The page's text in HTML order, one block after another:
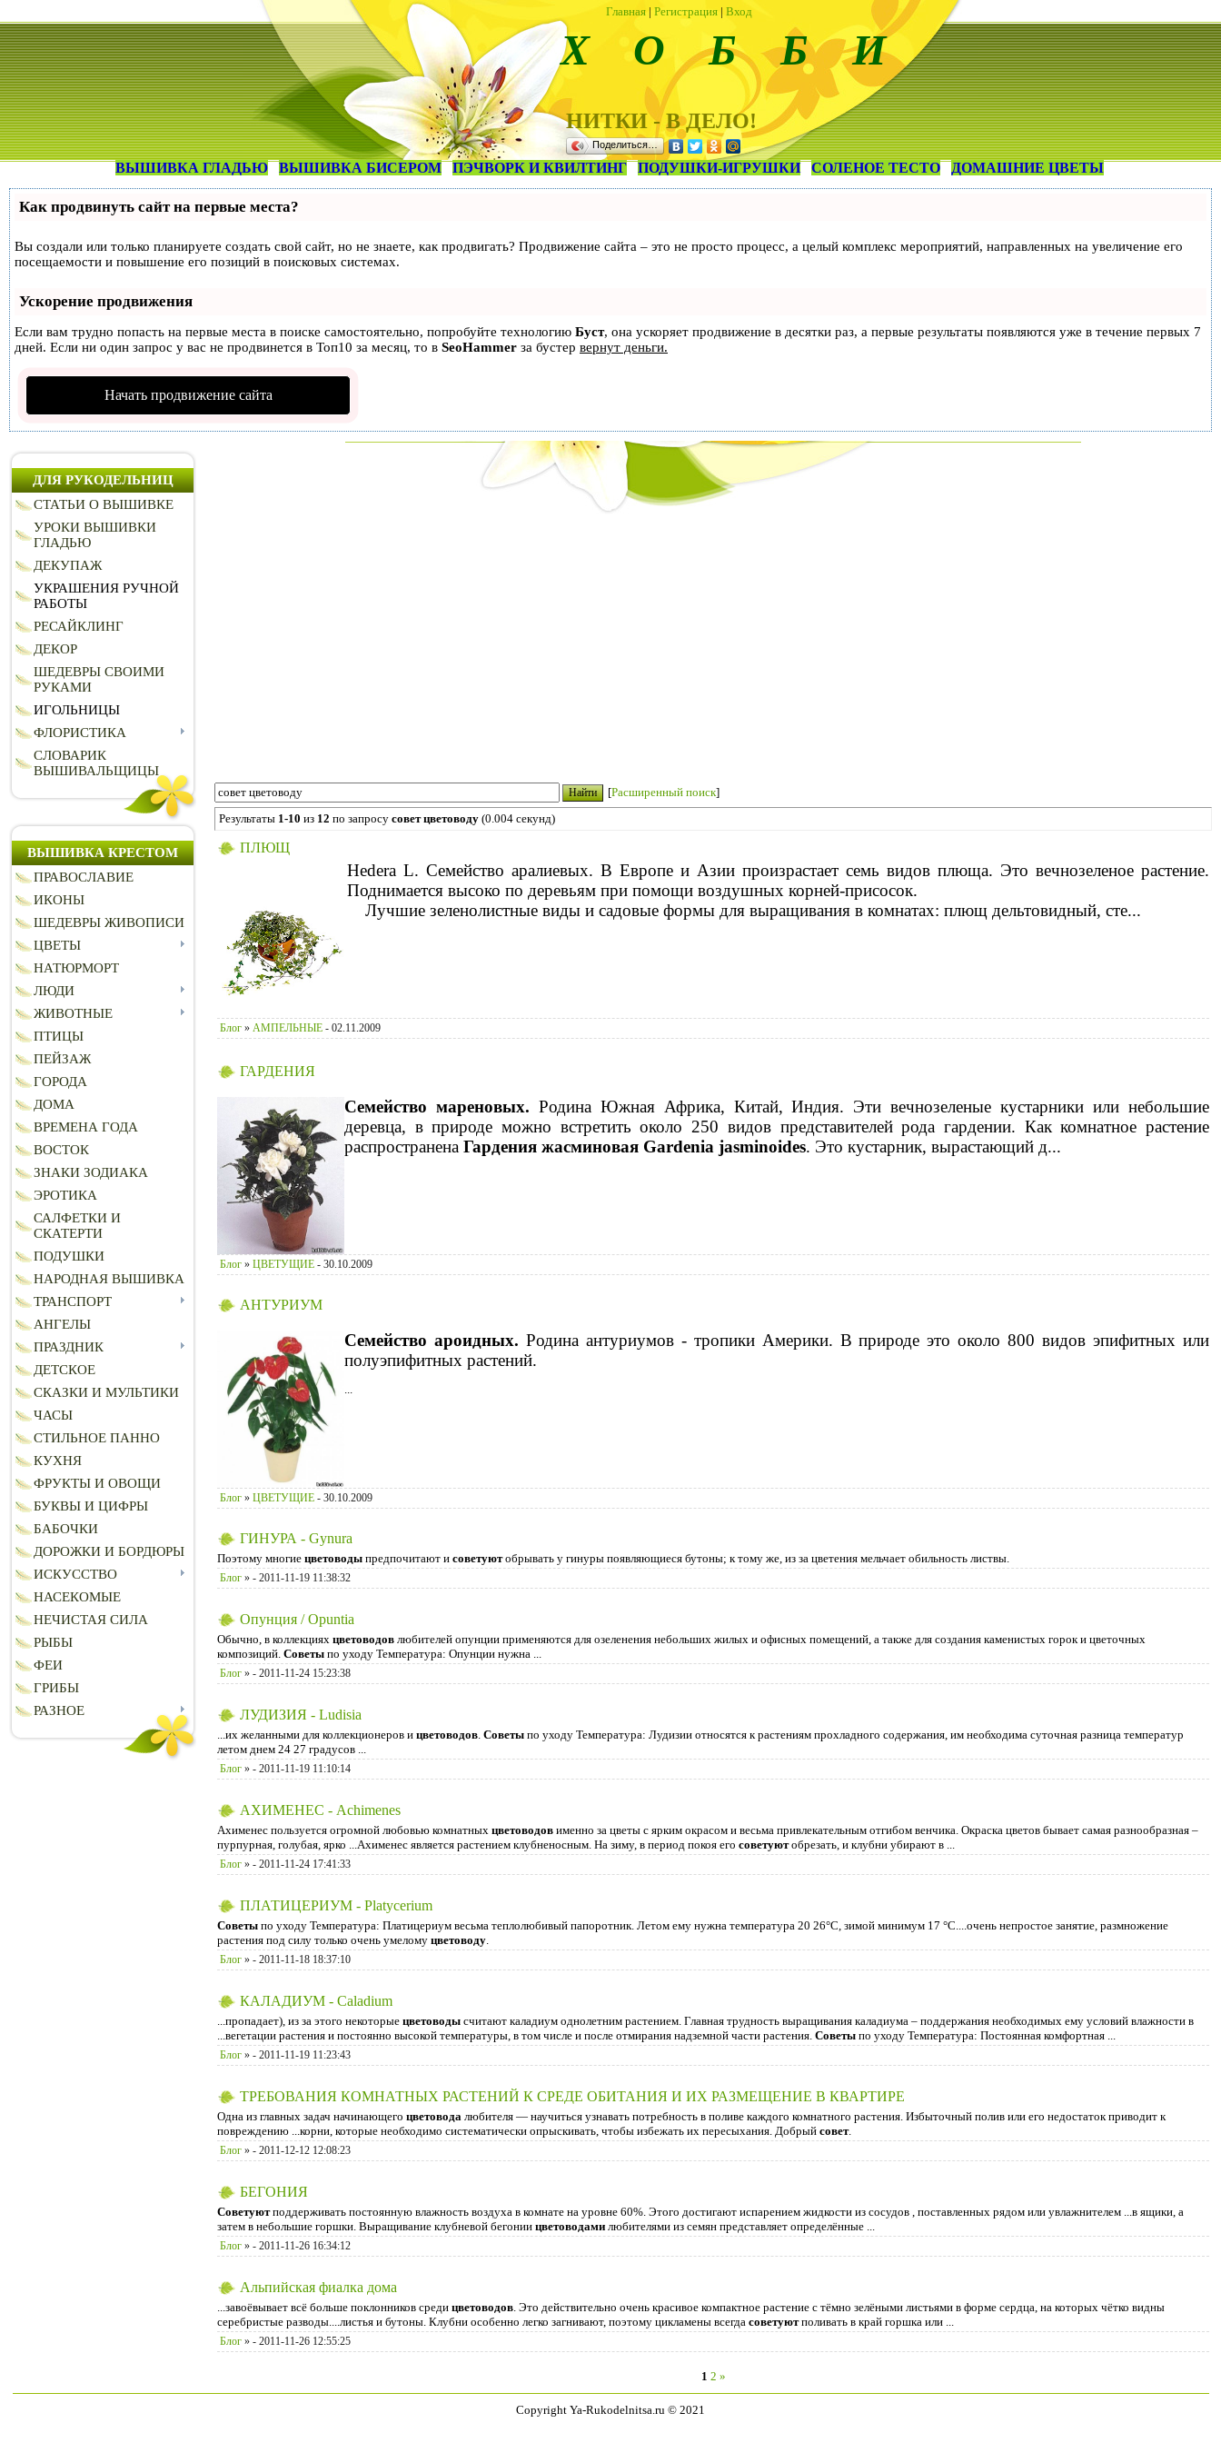
Главная | Регистрация | Вход
Х О Б Б И
НИТКИ - В ДЕЛО!
Поделиться…
ВЫШИВКА ГЛАДЬЮ ВЫШИВКА БИСЕРОМ ПЭЧВОРК И КВИЛТИНГ ПОДУШКИ-ИГРУШКИ СОЛЕНОЕ ТЕСТО ДОМАШНИЕ ЦВЕТЫ
Как продвинуть сайт на первые места?
Вы создали или только планируете создать свой сайт, но не знаете, как продвигать? Продвижение сайта – это не просто процесс, а целый комплекс мероприятий, направленных на увеличение его
посещаемости и повышение его позиций в поисковых системах.
Ускорение продвижения
Если вам трудно попасть на первые места в поиске самостоятельно, попробуйте технологию Буст, она ускоряет продвижение в десятки раз, а первые результаты появляются уже в течение первых 7
дней. Если ни один запрос у вас не продвинется в Топ10 за месяц, то в SeoHammer за бустер вернут деньги.
Начать продвижение сайта
ДЛЯ РУКОДЕЛЬНИЦ
СТАТЬИ О ВЫШИВКЕ
УРОКИ ВЫШИВКИ
ГЛАДЬЮ
ДЕКУПАЖ
УКРАШЕНИЯ РУЧНОЙ
РАБОТЫ
РЕСАЙКЛИНГ
ДЕКОР
ШЕДЕВРЫ СВОИМИ
РУКАМИ
ИГОЛЬНИЦЫ
ФЛОРИСТИКА
СЛОВАРИК
ВЫШИВАЛЬЩИЦЫ
ВЫШИВКА КРЕСТОМ
ПРАВОСЛАВИЕ
ИКОНЫ
ШЕДЕВРЫ ЖИВОПИСИ
ЦВЕТЫ
НАТЮРМОРТ
ЛЮДИ
ЖИВОТНЫЕ
ПТИЦЫ
ПЕЙЗАЖ
ГОРОДА
ДОМА
ВРЕМЕНА ГОДА
ВОСТОК
ЗНАКИ ЗОДИАКА
ЭРОТИКА
САЛФЕТКИ И
СКАТЕРТИ
ПОДУШКИ
НАРОДНАЯ ВЫШИВКА
ТРАНСПОРТ
АНГЕЛЫ
ПРАЗДНИК
ДЕТСКОЕ
СКАЗКИ И МУЛЬТИКИ
ЧАСЫ
СТИЛЬНОЕ ПАННО
КУХНЯ
ФРУКТЫ И ОВОЩИ
БУКВЫ И ЦИФРЫ
БАБОЧКИ
ДОРОЖКИ И БОРДЮРЫ
ИСКУССТВО
НАСЕКОМЫЕ
НЕЧИСТАЯ СИЛА
РЫБЫ
ФЕИ
ГРИБЫ
РАЗНОЕ
[Расширенный поиск]
Результаты 1-10 из 12 по запросу совет цветоводу (0.004 секунд)
ПЛЮЩ
Hedera L. Семейство аралиевых. В Европе и Азии произрастает семь видов плюща. Это вечнозеленое растение.
Поднимается высоко по деревьям при помощи воздушных корней-присосок.
Лучшие зеленолистные виды и садовые формы для выращивания в комнатах: плющ дельтовидный, сте...
Блог » АМПЕЛЬНЫЕ - 02.11.2009
ГАРДЕНИЯ
Семейство мареновых. Родина Южная Африка, Китай, Индия. Эти вечнозеленые кустарники или небольшие
деревца, в природе можно встретить около 250 видов представителей рода гардении. Как комнатное растение
распространена Гардения жасминовая Gardenia jasminoides. Это кустарник, вырастающий д...
Блог » ЦВЕТУЩИЕ - 30.10.2009
АНТУРИУМ
Семейство ароидных. Родина антуриумов - тропики Америки. В природе это около 800 видов эпифитных или
полуэпифитных растений.
Блог » ЦВЕТУЩИЕ - 30.10.2009
ГИНУРА - Gynura
Поэтому многие цветоводы предпочитают и советуютобрывать у гинуры появляющиеся бутоны; к тому же, из за цветения мельчает обильность листвы.
Блог » - 2011-11-19 11:38:32
Опунция / Opuntia
Обычно, в коллекциях цветоводов любителей опунции применяются для озеленения небольших жилых и офисных помещений, а также для создания каменистых горок и цветочных
композиций. Советы по уходу Температура: Опунции нужна ...
Блог » - 2011-11-24 15:23:38
ЛУДИЗИЯ - Ludisia
...их желанными для коллекционеров и цветоводов. Советы по уходу Температура: Лудизии относятся к растениям прохладного содержания, им необходима суточная разница температур
летом днем 24 27 градусов ...
Блог » - 2011-11-19 11:10:14
АХИМЕНЕС - Achimenes
Ахименес пользуется огромной любовью комнатных цветоводов именно за цветы с ярким окрасом и весьма привлекательным отгибом венчика. Окраска цветов бывает самая разнообразная –
пурпурная, голубая, ярко ...Ахименес является растением клубненосным. На зиму, в период покоя его советуютобрезать, и клубни убирают в ...
Блог » - 2011-11-24 17:41:33
ПЛАТИЦЕРИУМ - Platycerium
Советы по уходу Температура: Платицериум весьма теплолюбивый папоротник. Летом ему нужна температура 20 26°C, зимой минимум 17 °C....очень непростое занятие, размножение
растения под силу только очень умелому цветоводу.
Блог » - 2011-11-18 18:37:10
КАЛАДИУМ - Caladium
...пропадает), из за этого некоторые цветоводы считают каладиум однолетним растением. Главная трудность выращивания каладиума – поддержания необходимых ему условий влажности в
...вегетации растения и постоянно высокой температуры, в том числе и после отмирания надземной части растения. Советы по уходу Температура: Постоянная комфортная ...
Блог » - 2011-11-19 11:23:43
ТРЕБОВАНИЯ КОМНАТНЫХ РАСТЕНИЙ К СРЕДЕ ОБИТАНИЯ И ИХ РАЗМЕЩЕНИЕ В КВАРТИРЕ
Одна из главных задач начинающего цветовода любителя — научиться узнавать потреб­ность в поливе каждого комнатного растения. Из­быточный полив или его недостаток приводит к
повреждению ...корни, которые необходимо систематически опрыскивать, чтобы избежать их пересыхания. Добрый совет.
Блог » - 2011-12-12 12:08:23
БЕГОНИЯ
Советуютподдерживать постоянную влажность воздуха в комнате на уровне 60%. Этого достигают испарением жидкости из сосудов , поставленных рядом или увлажнителем ...в ящики, а
затем в небольшие горшки. Выращивание клубневой бегонии цветоводами любителями из семян представляет определённые ...
Блог » - 2011-11-26 16:34:12
Альпийская фиалка дома
...завоёвывает всё больше поклонников среди цветоводов. Это действительно очень красивое компактное растение с тёмно зелёными листьями в форме сердца, на которых чётко видны
серебристые разводы....листья и бутоны. Клубни особенно легко загнивают, поэтому цикламены всегда советуютполивать в край горшка или ...
Блог » - 2011-11-26 12:55:25
1 2 »
Copyright Ya-Rukodelnitsa.ru © 2021